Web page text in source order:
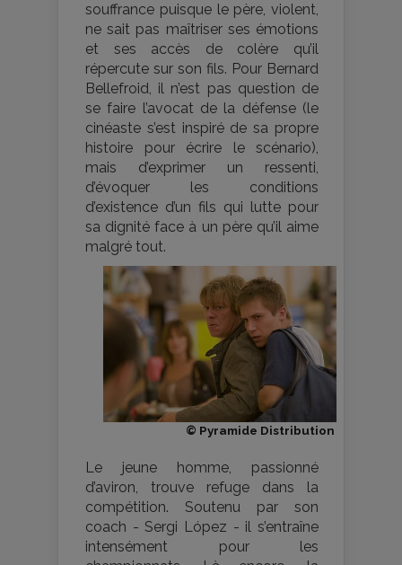
souffrance puisque le père, violent,
ne sait pas maîtriser ses émotions
et ses accès de colère qu’il
répercute sur son fils. Pour Bernard
Bellefroid, il n’est pas question de
se faire l’avocat de la défense (le
cinéaste s’est inspiré de sa propre
histoire pour écrire le scénario),
mais d’exprimer un ressenti,
d’évoquer les conditions
d’existence d’un fils qui lutte pour
sa dignité face à un père qu’il aime
malgré tout.
© Pyramide Distribution
Le jeune homme, passionné
d’aviron, trouve refuge dans la
compétition. Soutenu par son
coach - Sergi López - il s’entraîne
intensément pour les